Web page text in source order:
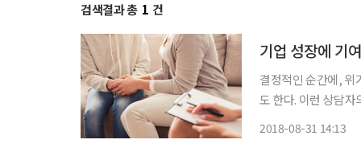
검색결과 총 1 건
기업 성장에 기
결정적인 순간에, 위
도 한다. 이런 상담
2018-08-31 14:13